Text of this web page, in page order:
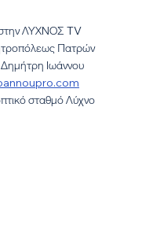
ΛΥΧΝΟΣ TV
Πατρών
Ιωάννου
σταθμό Λύχνο